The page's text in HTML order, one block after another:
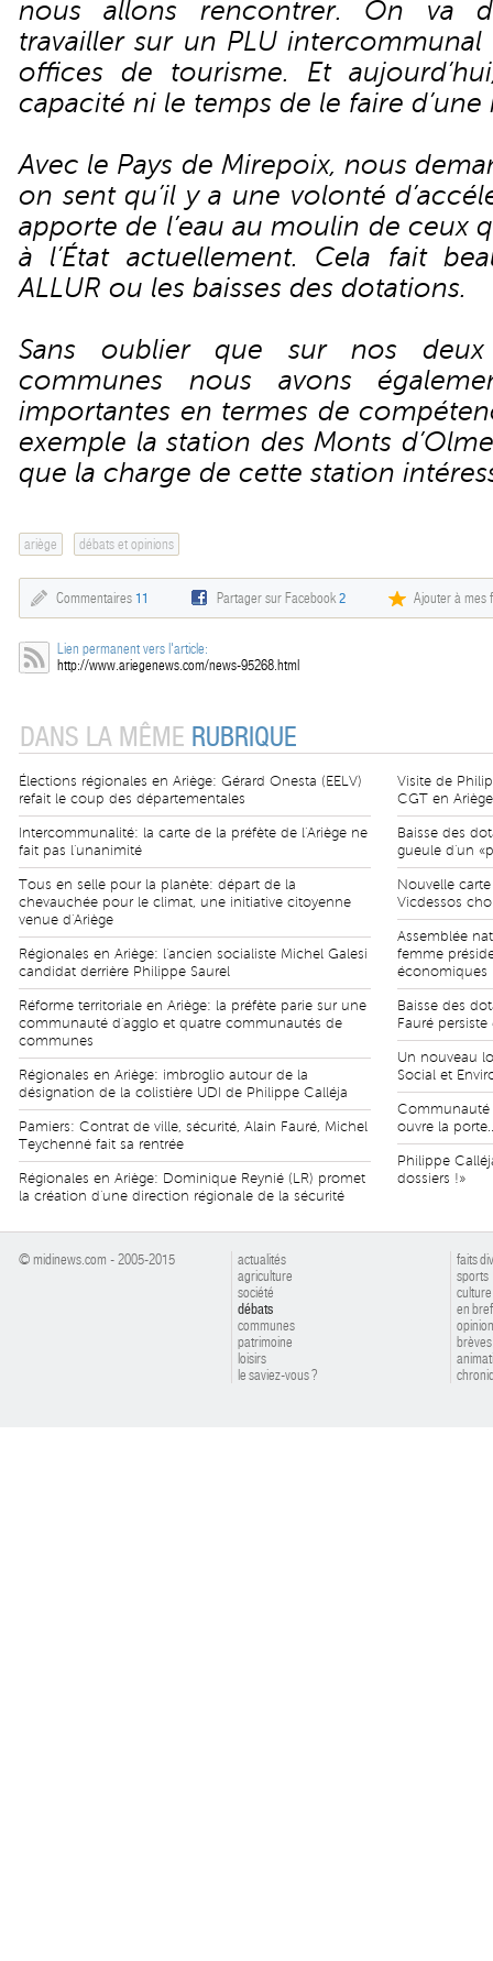
nous allons rencontrer. On va
travailler sur un PLU
offices de tourisme. Et
capacité ni le temps de le faire
Avec le Pays de Mirepoix, nous
on sent qu’il y a une volonté
apporte de l’eau au moulin de ceux
à l’État actuellement. Cela fait
ALLUR ou les baisses des dotations.
Sans oublier que sur nos deux
communes nous avons
importantes en termes de
exemple la station des Monts
que la charge de cette station
ariège débats et opinions
Commentaires 11 Partager sur Facebook2 Ajouter à mes
Lien permanent vers l'article:
http://www.ariegenews.com/news-95268.html
DANS LA MÊME RUBRIQUE
Élections régionales en Ariège: Gérard Onesta (EELV)
refait le coup des départementales
Intercommunalité: la carte de la préfète de l'Ariège ne
fait pas l'unanimité
Tous en selle pour la planète: départ de la
chevauchée pour le climat, une initiative citoyenne
venue d'Ariège
Régionales en Ariège: l'ancien socialiste Michel Galesi
candidat derrière Philippe Saurel
Réforme territoriale en Ariège: la préfète parie sur une
communauté d'agglo et quatre communautés de
communes
Régionales en Ariège: imbroglio autour de la
désignation de la colistière UDI de Philippe Calléja
Pamiers: Contrat de ville, sécurité, Alain Fauré, Michel
Teychenné fait sa rentrée
Régionales en Ariège: Dominique Reynié (LR) promet
la création d'une direction régionale de la sécurité
Visite de
CGT en
Baisse des
gueule d'un
Nouvelle
Vicdessos
Assemblée
femme
économiques
Baisse des
Fauré persiste
Un nouveau
Social et
Communauté
ouvre la
Philippe
dossiers !»
© midinews.com - 2005-2015
actualités
agriculture
société
débats
communes
patrimoine
loisirs
le saviez-vous ?
faits
sports
culture
en bref
brèves